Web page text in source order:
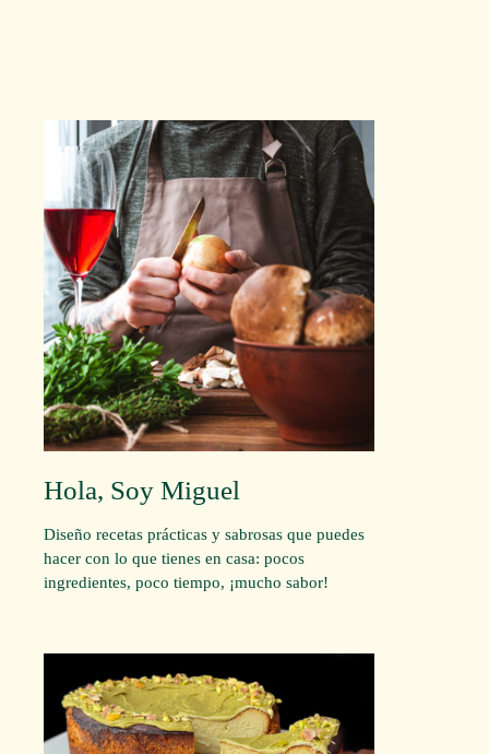
Hola, Soy Miguel
Diseño recetas prácticas y sabrosas que puedes
hacer con lo que tienes en casa: pocos
ingredientes, poco tiempo, ¡mucho sabor!